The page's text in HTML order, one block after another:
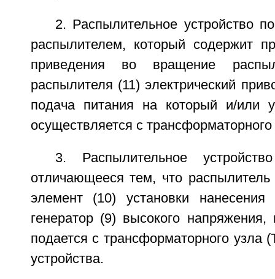
2. Распылительное устройство
распылителем, который содержит
приведения во вращение
распылителя (11) электрический
подача питания на который и/или
осуществляется с
3. Распылительное
отличающееся тем, что
элемент (10) установки нанесения
генератор (9) высокого
подается с трансформаторного узла
устройства.